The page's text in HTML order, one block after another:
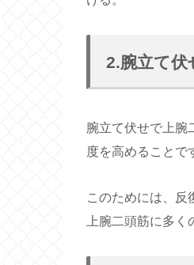
2.腕立て伏
腕立て伏せで上腕
度を高めることで
このためには、反
上腕二頭筋に多